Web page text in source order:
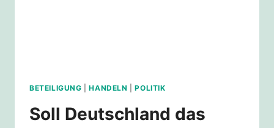
BETEILIGUNG |HANDELN |POLITIK
Soll Deutschland das